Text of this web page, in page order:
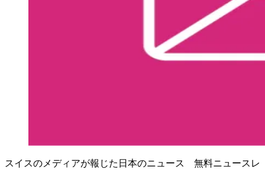
スイスのメディアが報じた日本のニュース 無料ニュースレ